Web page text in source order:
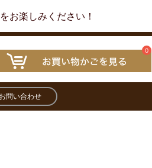
お楽しみください！
0
お問い合わせ